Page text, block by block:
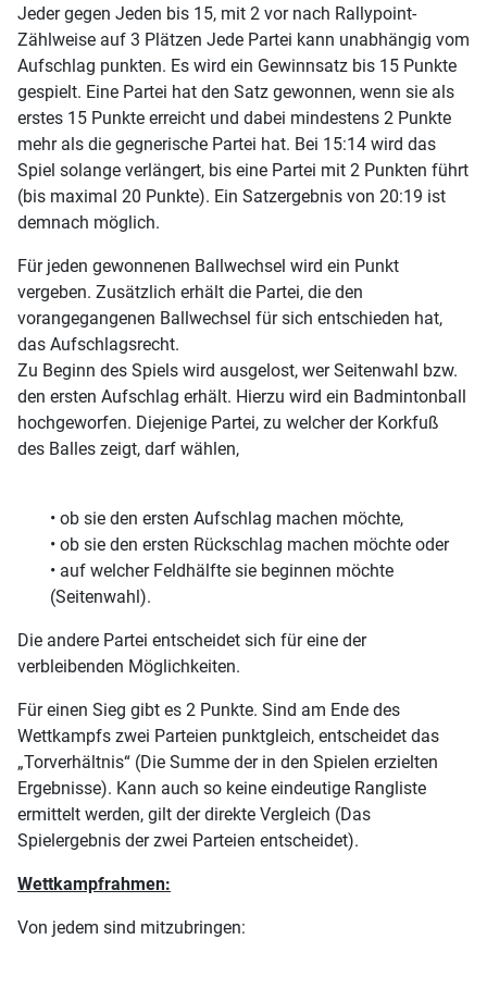
Jeder gegen Jeden bis 15, mit 2 vor nach Rallypoint-
Zählweise auf 3 Plätzen Jede Partei kann unabhängig vom
Aufschlag punkten. Es wird ein Gewinnsatz bis 15 Punkte
gespielt. Eine Partei hat den Satz gewonnen, wenn sie als
erstes 15 Punkte erreicht und dabei mindestens 2 Punkte
mehr als die gegnerische Partei hat. Bei 15:14 wird das
Spiel solange verlängert, bis eine Partei mit 2 Punkten führt
(bis maximal 20 Punkte). Ein Satzergebnis von 20:19 ist
demnach möglich.
Für jeden gewonnenen Ballwechsel wird ein Punkt
vergeben. Zusätzlich erhält die Partei, die den
vorangegangenen Ballwechsel für sich entschieden hat,
das Aufschlagsrecht.
Zu Beginn des Spiels wird ausgelost, wer Seitenwahl bzw.
den ersten Aufschlag erhält. Hierzu wird ein Badmintonball
hochgeworfen. Diejenige Partei, zu welcher der Korkfuß
des Balles zeigt, darf wählen,
• ob sie den ersten Aufschlag machen möchte,
• ob sie den ersten Rückschlag machen möchte oder
• auf welcher Feldhälfte sie beginnen möchte
(Seitenwahl).
Die andere Partei entscheidet sich für eine der
verbleibenden Möglichkeiten.
Für einen Sieg gibt es 2 Punkte. Sind am Ende des
Wettkampfs zwei Parteien punktgleich, entscheidet das
„Torverhältnis“ (Die Summe der in den Spielen erzielten
Ergebnisse). Kann auch so keine eindeutige Rangliste
ermittelt werden, gilt der direkte Vergleich (Das
Spielergebnis der zwei Parteien entscheidet).
Wettkampfrahmen:
Von jedem sind mitzubringen: